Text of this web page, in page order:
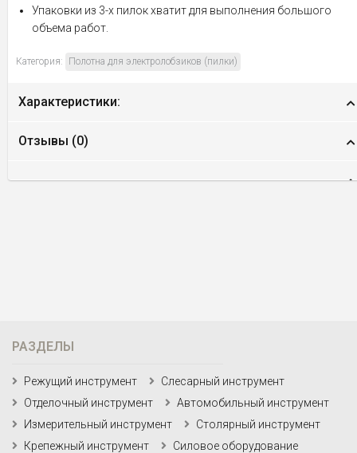
Упаковки из 3-х пилок хватит для выполнения большого
объема работ.
Категория: Полотна для электролобзиков (пилки)
Характеристики:
Отзывы (0)
РАЗДЕЛЫ
Режущий инструмент
Слесарный инструмент
Отделочный инструмент
Автомобильный инструмент
Измерительный инструмент
Столярный инструмент
Крепежный инструмент
Силовое оборудование